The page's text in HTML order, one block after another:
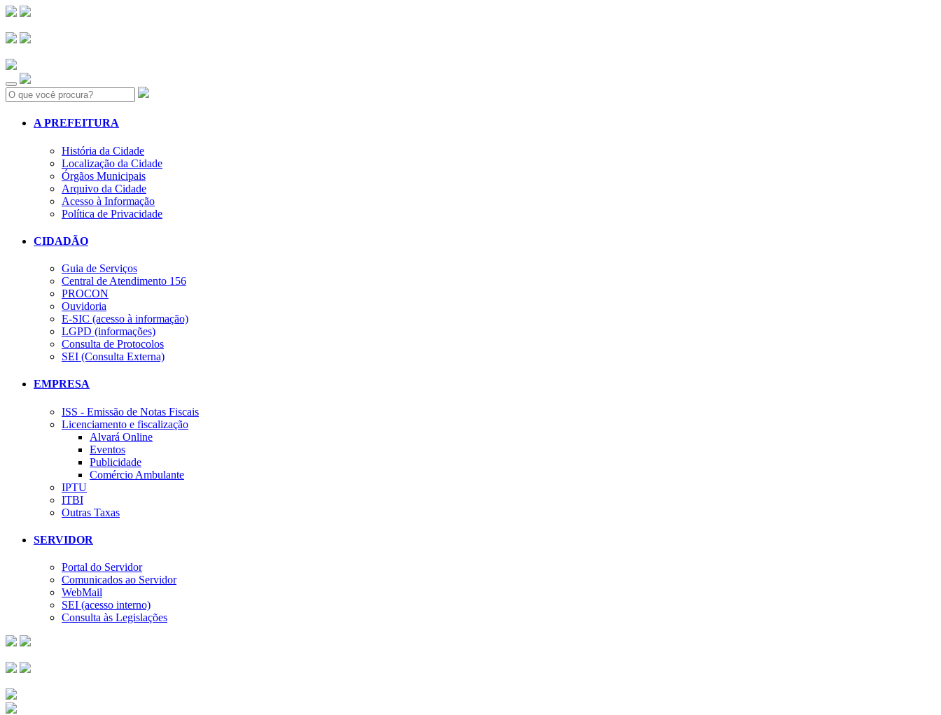
Search:
A PREFEITURA
História da Cidade
Localização da Cidade
Órgãos Municipais
Arquivo da Cidade
Acesso à Informação
Política de Privacidade
CIDADÃO
Guia de Serviços
Central de Atendimento 156
PROCON
Ouvidoria
E-SIC (acesso à informação)
LGPD (informações)
Consulta de Protocolos
SEI (Consulta Externa)
EMPRESA
ISS - Emissão de Notas Fiscais
Licenciamento e fiscalização
Alvará Online
Eventos
Publicidade
Comércio Ambulante
IPTU
ITBI
Outras Taxas
SERVIDOR
Portal do Servidor
Comunicados ao Servidor
WebMail
SEI (acesso interno)
Consulta às Legislações